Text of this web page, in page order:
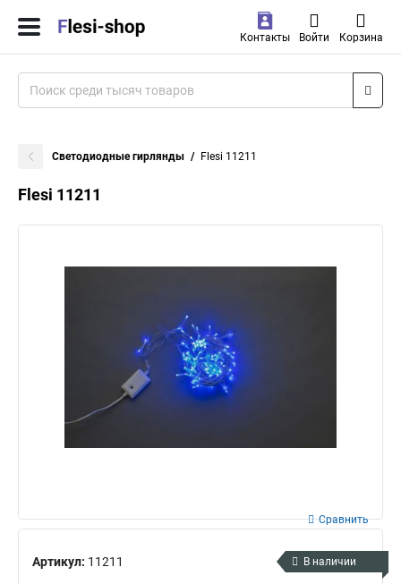
Контакты Войти Корзина
Светодиодные гирлянды Flesi 11211
Flesi 11211
Артикул: 11211
Сравнить
В наличии